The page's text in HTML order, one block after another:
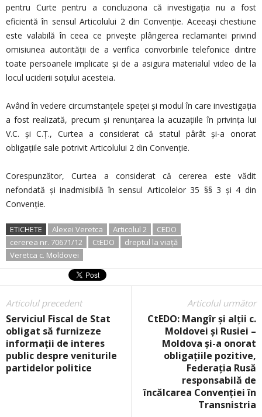
pentru Curte pentru a concluziona că investigaţia nu a fost
eficientă în sensul Articolului 2 din Convenţie. Aceeaşi chestiune
este valabilă în ceea ce priveşte plângerea reclamantei privind
omisiunea autorităţii de a verifica convorbirile telefonice dintre
toate persoanele implicate şi de a asigura materialul video de la
locul uciderii soţului acesteia.
Având în vedere circumstanţele speţei şi modul în care investigaţia
a fost realizată, precum și renunţarea la acuzaţiile în privinţa lui
V.C. şi C.Ţ., Curtea a considerat că statul pârât și-a onorat
obligaţiile sale potrivit Articolului 2 din Convenţie.
Corespunzător, Curtea a considerat că cererea este vădit
nefondată şi inadmisibilă în sensul Articolelor 35 §§ 3 şi 4 din
Convenţie.
ETICHETE Alexei Veretca Articolul 2
CEDO
cererea nr. 70671/12
CtEDO
dreptul la viaţă
Veretca c. Moldovei
Articolul precedent
Serviciul Fiscal de Stat
obligat să furnizeze
informații de interes
public despre veniturile
partidelor politice
Articolul următor
CtEDO: Mangîr și alții c.
Moldovei și Rusiei –
Moldova și-a onorat
obligațiile pozitive,
Federația Rusă
responsabilă de
încălcarea Convenției în
Transnistria